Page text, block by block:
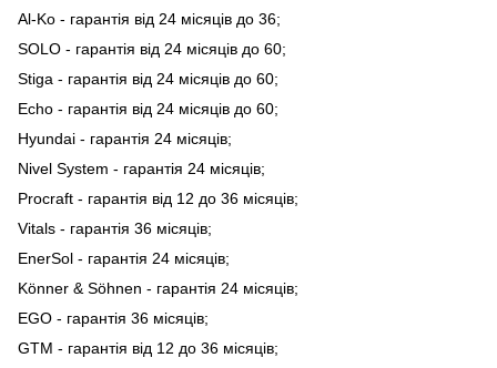
Al-Ko - гарантія від 24 місяців до 36;
SOLO - гарантія від 24 місяців до 60;
Stiga - гарантія від 24 місяців до 60;
Echo - гарантія від 24 місяців до 60;
Hyundai - гарантія 24 місяців;
Nivel System - гарантія 24 місяців;
Procraft - гарантія від 12 до 36 місяців;
Vitals - гарантія 36 місяців;
EnerSol - гарантія 24 місяців;
Könner & Söhnen - гарантія 24 місяців;
EGO - гарантія 36 місяців;
GTM - гарантія від 12 до 36 місяців;